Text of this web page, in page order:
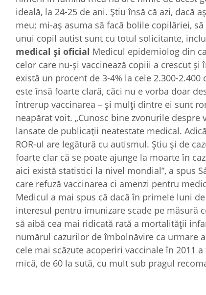
ideală, la 24-25 de ani. Știu însă că azi, dacă
meu; mi-aș asuma să facă bolile copilăriei,
unui copil autist sunt cu totul solicitante,
medical și oficial Medicul epidemiolog din
celor care nu-și vaccinează copiii a crescut
există un procent de 3-4% la cele 2.300-
este însă foarte clară, căci nu e vorba doar
întrerup vaccinarea – și mulți dintre ei sunt
neapărat voit. „Cunosc bine zvonurile
lansate de publicații neatestate medical.
ROR-ul are legătură cu autismul. Știu și de
foarte clar că se poate ajunge la moarte în
aici există statistici la nivel mondial”, a spus
care refuză vaccinarea ci amenzi pentru
Medicul a mai spus că dacă în primele luni
interesul pentru imunizare scade pe măsură
să aibă cea mai ridicată rată a mortalităţii
numărul cazurilor de îmbolnăvire ca urmare
cele mai scăzute acoperiri vaccinale în 2011
mică, de 60 la sută, cu mult sub pragul